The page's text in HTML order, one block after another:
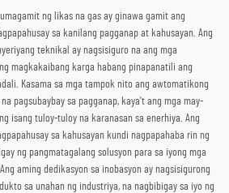
ng likas na gas ay ginawa gamit ang
sa kanilang pagganap at kahusayan. Ang
teknikal ay nagsisiguro na ang mga
magkakaibang karga habang pinapanatili ang
Kasama sa mga tampok nito ang awtomatikong
pagsubaybay sa pagganap, kaya't ang mga may-
isang tuloy-tuloy na karanasan sa enerhiya. Ang
sa kahusayan kundi nagpapahaba rin ng
ng pangmatagalang solusyon para sa iyong mga
aming dedikasyon sa inobasyon ay nagsisigurong
sa unahan ng industriya, na nagbibigay sa iyo ng